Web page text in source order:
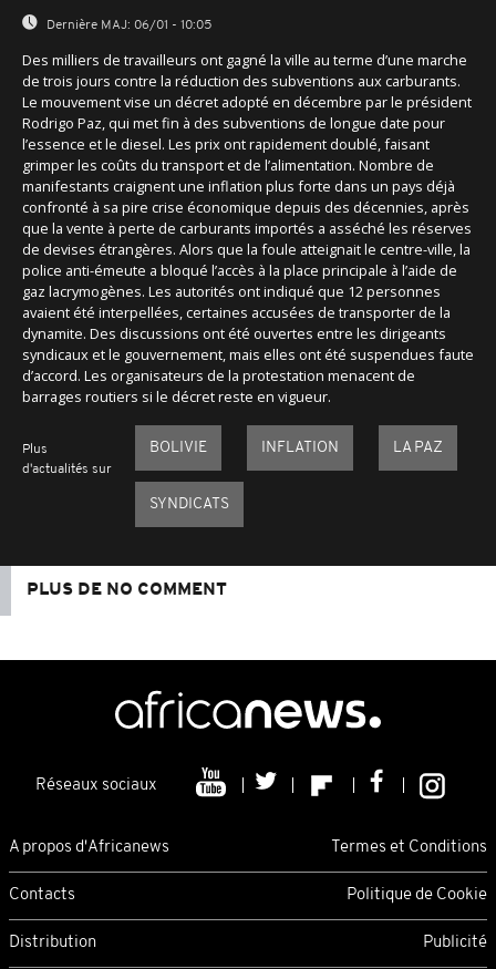
Dernière MAJ: 06/01 - 10:05
Des milliers de travailleurs ont gagné la ville au terme d’une marche
de trois jours contre la réduction des subventions aux carburants.
Le mouvement vise un décret adopté en décembre par le président
Rodrigo Paz, qui met fin à des subventions de longue date pour
l’essence et le diesel. Les prix ont rapidement doublé, faisant
grimper les coûts du transport et de l’alimentation. Nombre de
manifestants craignent une inflation plus forte dans un pays déjà
confronté à sa pire crise économique depuis des décennies, après
que la vente à perte de carburants importés a asséché les réserves
de devises étrangères. Alors que la foule atteignait le centre-ville, la
police anti-émeute a bloqué l’accès à la place principale à l’aide de
gaz lacrymogènes. Les autorités ont indiqué que 12 personnes
avaient été interpellées, certaines accusées de transporter de la
dynamite. Des discussions ont été ouvertes entre les dirigeants
syndicaux et le gouvernement, mais elles ont été suspendues faute
d’accord. Les organisateurs de la protestation menacent de
barrages routiers si le décret reste en vigueur.
Plus
d'actualités sur
BOLIVIE INFLATION LA PAZ
SYNDICATS
PLUS DE NO COMMENT
Réseaux sociaux
A propos d'Africanews Termes et Conditions
Contacts Politique de Cookie
Distribution Publicité